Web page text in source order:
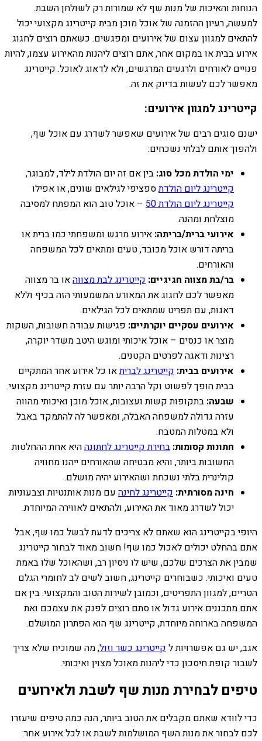
הנוחות והאיכות של מנות שף לא שמורות רק לשולחן השבת.
למעשה, רעיון ההזמנה של אוכל מוכן מבית קייטרינג מקצועי יכול
להתאים למגוון עצום של אירועים ומפגשים. כשאתם רוצים לחגוג
אירוע בבית או במקום אחר, אתם רוצים ליהנות מהאירוע עצמו, להיות
פנויים לאורחים ולרגעים המרגשים, ולא לדאוג לאוכל. קייטרינג
מאפשר לכם לעשות בדיוק את זה.
קייטרינג למגוון אירועים:
ישנם סוגים רבים של אירועים שאפשר לשדרג עם אוכל שף,
ולהפוך אותם לבלתי נשכחים:
ימי הולדת מכל סוג: בין אם זה יום הולדת לילד, למבוגר,
קייטרינג ליום הולדתספציפי לגילאים שונים, או אפילו
קייטרינג ליום הולדת 50
– אוכל טוב הוא המפתח למסיבה
מוצלחת ומהנה.
אירועי ברית/בריתה: אירוע מרגש ומשפחתי כמו ברית או
בריתה דורש אוכל מכובד, טעים ומתאים לכל המשפחה
והאורחים.
בר/בת מצווה חגיגיים: קייטרינג לבת מצווהאו בר מצווה
מאפשר לכם לחגוג את המאורע המשמעותי הזה בכיף וללא
דאגות, עם תפריט שמתאים לכל הגילאים.
אירועים עסקיים יוקרתיים: פגישות עבודה חשובות, השקות
מוצר או כנסים – אוכל איכותי ומוגש היטב משדר יוקרה,
רצינות ודאגה לפרטים הקטנים.
אירועים בבית: קייטרינג לבריתאו כל אירוע אחר המתקיים
בבית הופך לפשוט וקל הרבה יותר עם עזרת קייטרינג מקצועי.
שבעה: בתקופות קשות ועצובות, אוכל מוכן ואיכותי מהווה
עזרה גדולה למשפחה האבלה, ומאפשר לה להתמקד באבל
ולא במטלות המטבח.
חתונות קסומות: בחירת קייטרינג לחתונההיא אחת ההחלטות
החשובות ביותר, והיא מבטיחה שהאורחים ייהנו מחוויה
קולינרית בלתי נשכחת ושהאירוע יהיה מושלם.
חינה מסורתית: קייטרינג לחינה עם מנות אותנטיות וצבעוניות
יכול לשדרג מאוד את האירוע, ולהתאים לאווירה המיוחדת.
היופי בקייטרינג הוא שאתם לא צריכים לדעת לבשל כמו שף, אבל
אתם בהחלט יכולים לאכול כמו שף! חשוב מאוד לבחור קייטרינג
שמבין את הצרכים שלכם, שיש לו ניסיון רב, ושהאוכל שלו באמת
טעים ואיכותי. כשבוחרים קייטרינג, חשוב לשים לב לחומרי הגלם
הטריים, למגוון התפריטים, וכמובן לשירות הטוב והמקצועי. בין אם
אתם מתכננים אירוע גדול או סתם רוצים לפנק את עצמכם ואת
המשפחה בארוחה מיוחדת, קייטרינג שף הוא הפתרון המושלם.
אגב, יש גם אפשרויות לקייטרינג כשר וזול, מה שמוכיח שלא צריך
לשבור קופת חיסכון כדי ליהנות מאוכל מצוין ואיכותי.
טיפים לבחירת מנות שף לשבת ולאירועים
כדי לוודא שאתם מקבלים את הטוב ביותר, הנה כמה טיפים שיעזרו
לכם לבחור את מנות השף המושלמות לשבת או לכל אירוע אחר: